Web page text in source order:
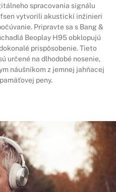
spracovania signálu
vytvorili akustickí inžinieri
Pripravte sa s Bang &
Beoplay H95 obklopujú
prispôsobenie. Tieto
určené na dlhodobé nosenie,
náušníkom z jemnej jahňacej
peny.